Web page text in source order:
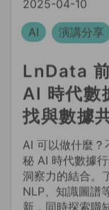
LnData 前
AI 時代數
找與數據
AI 可以做什麼？
秘 AI 時代數據
洞察力的結合。
NLP、知識圖譜
新，同時探索職
閱讀全文